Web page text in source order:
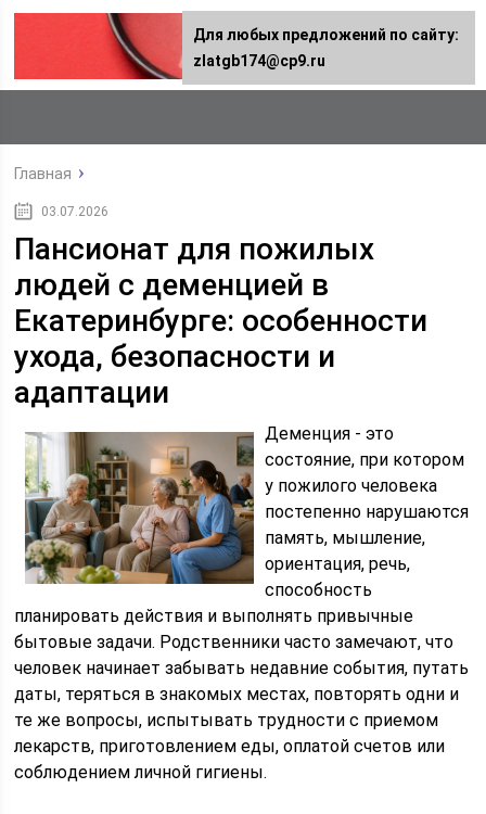
Главная
03.07.2026
Пансионат для пожилых
людей с деменцией в
Екатеринбурге: особенности
ухода, безопасности и
адаптации
Деменция - это
состояние, при котором
у пожилого человека
постепенно нарушаются
память, мышление,
ориентация, речь,
способность
планировать действия и выполнять привычные
бытовые задачи. Родственники часто замечают, что
человек начинает забывать недавние события, путать
даты, теряться в знакомых местах, повторять одни и
те же вопросы, испытывать трудности с приемом
лекарств, приготовлением еды, оплатой счетов или
соблюдением личной гигиены.
Для любых предложений по сайту:
zlatgb174@cp9.ru